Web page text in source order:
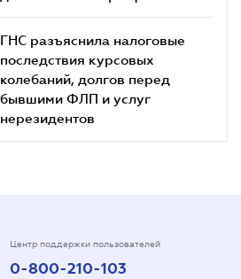
ГНС разъяснила налоговые
последствия курсовых
колебаний, долгов перед
бывшими ФЛП и услуг
нерезидентов
Центр поддержки пользователей
0-800-210-103